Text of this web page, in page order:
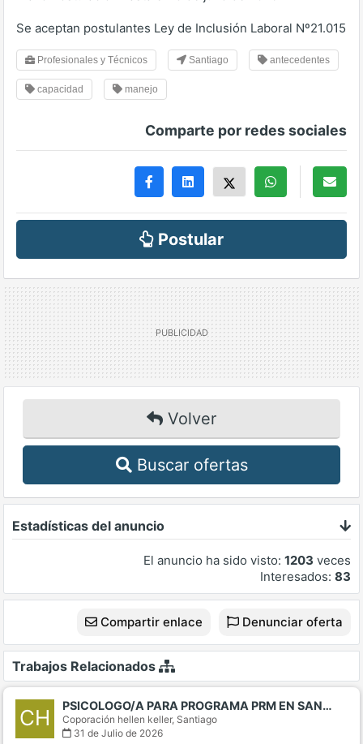
Se aceptan postulantes Ley de Inclusión Laboral Nº21.015
Profesionales y Técnicos Santiago antecedentes
capacidad manejo
Comparte por redes sociales
Postular
Volver
Buscar ofertas
Estadísticas del anuncio
El anuncio ha sido visto: 1203 veces
Interesados: 83
Compartir enlace Denunciar oferta
Trabajos Relacionados
CH PSICOLOGO/A PARA PROGRAMA PRM EN SAN…
Coporación hellen keller, Santiago
31 de Julio de 2026